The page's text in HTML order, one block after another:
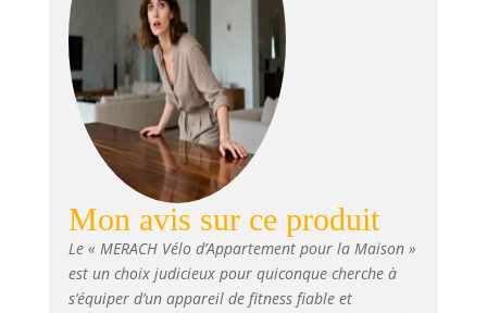
ou des cours
depuis votre
téléphone sur
l’écran du vélo
d’appartement
pour un
entraînement plus
agréable et
[INTERACTION
AVEC LES
DONNÉES EN
TEMPS RÉEL] : Le
vélo
Mon avis sur ce produit
Le « MERACH Vélo d’Appartement pour la Maison »
est un choix judicieux pour quiconque cherche à
s’équiper d’un appareil de fitness fiable et